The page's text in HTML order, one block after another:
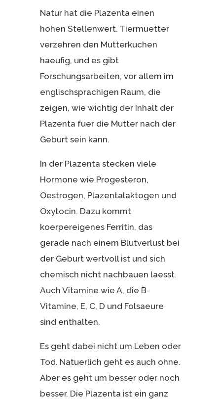
Natur hat die Plazenta einen
hohen Stellenwert. Tiermuetter
verzehren den Mutterkuchen
haeufig, und es gibt
Forschungsarbeiten, vor allem im
englischsprachigen Raum, die
zeigen, wie wichtig der Inhalt der
Plazenta fuer die Mutter nach der
Geburt sein kann.
In der Plazenta stecken viele
Hormone wie Progesteron,
Oestrogen, Plazentalaktogen und
Oxytocin. Dazu kommt
koerpereigenes Ferritin, das
gerade nach einem Blutverlust bei
der Geburt wertvoll ist und sich
chemisch nicht nachbauen laesst.
Auch Vitamine wie A, die B-
Vitamine, E, C, D und Folsaeure
sind enthalten.
Es geht dabei nicht um Leben oder
Tod. Natuerlich geht es auch ohne.
Aber es geht um besser oder noch
besser. Die Plazenta ist ein ganz